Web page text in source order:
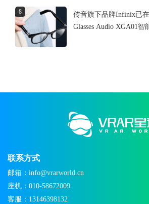
8
传音旗下品牌Infinix已
Glasses Audio XGA01智
联系方式
邮箱：info@vrarworld.cn
座机：010-58672009
客服：13146398132